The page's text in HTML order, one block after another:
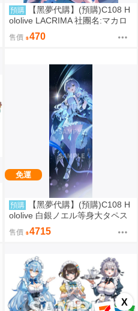
X
預購
【黑夢代購】(預購)C108 H
ololive LACRIMA 社團名:マカロ
ンファイブ 繪師:水瀬はづき
售價 470
免運
預購
【黑夢代購】(預購)C108 H
ololive 白銀ノエル等身大タペス
トリー 等身大掛軸 生誕祭2025
衣装 社團名:おわた社 繪師:わた
售價 4715